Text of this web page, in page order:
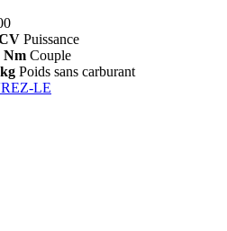
Puissance
Nm Couple
Poids sans carburant
LE